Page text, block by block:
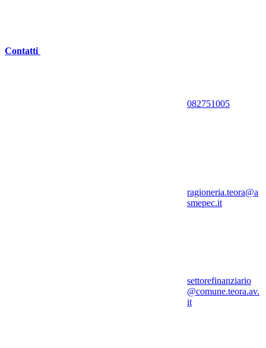
Contatti
082751005
ragioneria.teora@a
smepec.it
settorefinanziario
@comune.teora.av.
it